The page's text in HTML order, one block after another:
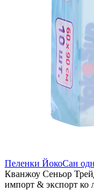
Пеленки ЙокоСан
Кванжоу Сеньор
импорт & экспорт ко